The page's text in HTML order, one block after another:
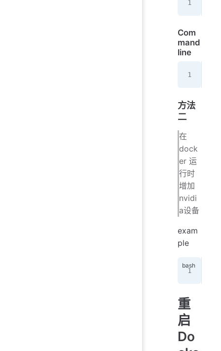
Com
mand
line
方法
二
在
dock
er 运
行时
增加
nvidi
a设备
exam
ple
重
启
Do